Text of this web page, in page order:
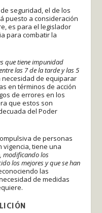
seguridad, el de los
puesto a consideración
es para el legislador
para combatir la
que tiene impunidad
las 7 de la tarde y las 5
necesidad de equiparar
en términos de acción
de errores en los
que estos son
del Poder
de personas
vigencia, tiene una
modificando los
los mejores y que se han
las
de medidas